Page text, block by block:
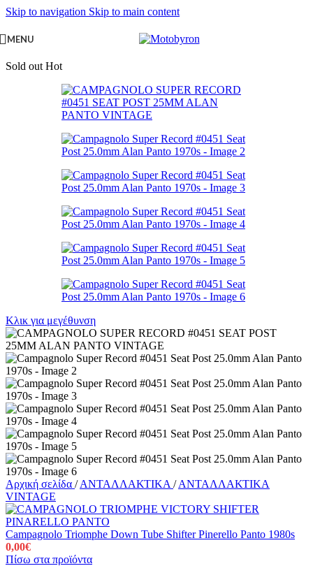
Skip to navigation Skip to main content
MENU
Sold out Hot
Κλικ για μεγέθυνση
Αρχική σελίδα / ΑΝΤΑΛΛΑΚΤΙΚΑ / ΑΝΤΑΛΛΑΚΤΙΚΑ
VINTAGE
Campagnolo Triomphe Down Tube Shifter Pinerello Panto 1980s
0,00€
Πίσω στα προϊόντα